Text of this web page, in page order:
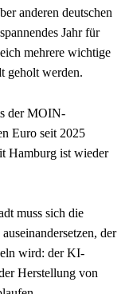
anderen deutschen
Jahr für
mehrere wichtige
geholt werden.
der MOIN-
Euro seit 2025
Hamburg ist wieder
muss sich die
der
wird: der KI-
Herstellung von